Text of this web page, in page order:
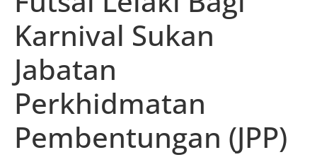
Karnival Sukan
Jabatan
Perkhidmatan
Pembentungan (JPP)